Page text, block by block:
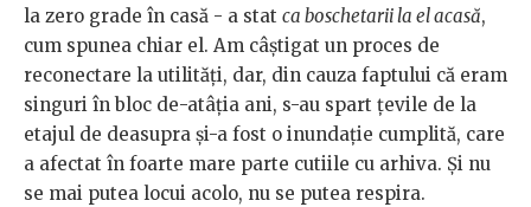
la zero grade în casă - a stat ca boschetarii la el acasă,
cum spunea chiar el. Am câștigat un proces de
reconectare la utilități, dar, din cauza faptului că eram
singuri în bloc de-atâția ani, s-au spart țevile de la
etajul de deasupra și-a fost o inundație cumplită, care
a afectat în foarte mare parte cutiile cu arhiva. Și nu
se mai putea locui acolo, nu se putea respira.